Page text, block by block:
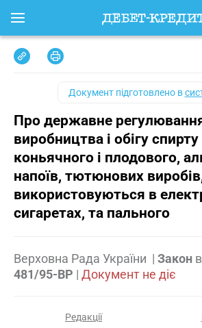
Документ підготовлено в
Про державне
виробництва і обігу
коньячного і плодового,
напоїв, тютюнових
використовуються в
сигаретах, та пального
Верховна Рада України | Закон
481/95-ВР | Документ не діє
Редакції